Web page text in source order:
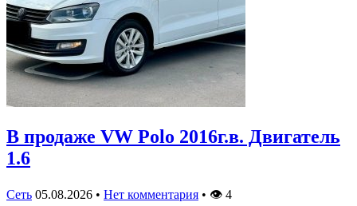
В продаже VW Polo 2016г.в. Двигатель
1.6
Сеть 05.08.2026 • Нет комментария • 👁 4